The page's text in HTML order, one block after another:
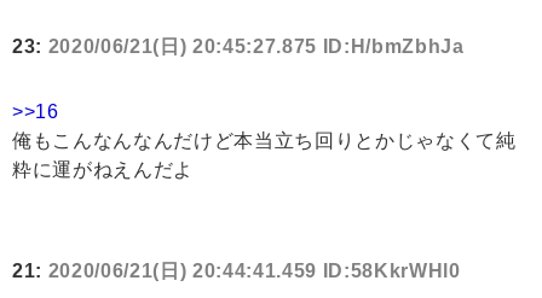
23: 2020/06/21(日) 20:45:27.875 ID:H/bmZbhJa
>>16
俺もこんなんなんだけど本当立ち回りとかじゃなくて純
粋に運がねえんだよ
21: 2020/06/21(日) 20:44:41.459 ID:58KkrWHl0